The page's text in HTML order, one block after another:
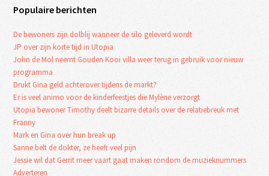
Populaire berichten
De bewoners zijn dolblij wanneer de silo geleverd wordt
JP over zijn korte tijd in Utopia
John de Mol neemt Gouden Kooi villa weer terug in gebruik voor nieuw
programma
Drukt Gina geld achterover tijdens de markt?
Er is veel animo voor de kinderfeestjes die Mylène verzorgt
Utopia bewoner Timothy deelt bizarre details over de relatiebreuk met
Franny
Mark en Gina over hun break up
Sanne belt de dokter, ze heeft veel pijn
Jessie wil dat Gerrit meer vaart gaat maken rondom de muzieknummers
Adverteren